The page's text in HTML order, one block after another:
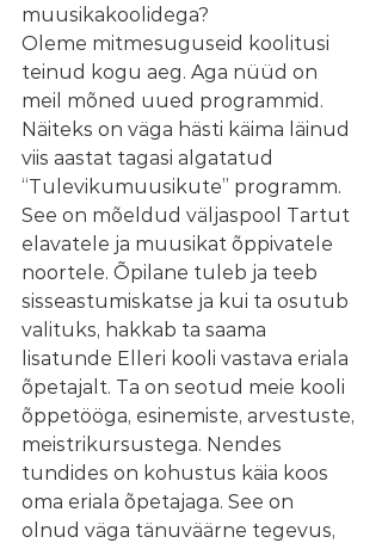
muusikakoolidega?
Oleme mitmesuguseid koolitusi
teinud kogu aeg. Aga nüüd on
meil mõned uued programmid.
Näiteks on väga hästi käima läinud
viis aastat tagasi algatatud
“Tulevikumuusikute” programm.
See on mõeldud väljaspool Tartut
elavatele ja muusikat õppivatele
noortele. Õpilane tuleb ja teeb
sisseastumiskatse ja kui ta osutub
valituks, hakkab ta saama
lisatunde Elleri kooli vastava eriala
õpetajalt. Ta on seotud meie kooli
õppetööga, esinemiste, arvestuste,
meistrikursustega. Nendes
tundides on kohustus käia koos
oma eriala õpetajaga. See on
olnud väga tänuväärne tegevus,